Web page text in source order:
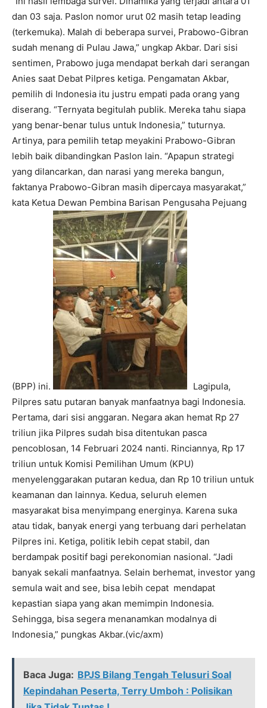
dan 03 saja. Paslon nomor urut 02 masih tetap leading
(terkemuka). Malah di beberapa survei, Prabowo-Gibran
sudah menang di Pulau Jawa,” ungkap Akbar. Dari sisi
sentimen, Prabowo juga mendapat berkah dari serangan
Anies saat Debat Pilpres ketiga. Pengamatan Akbar,
pemilih di Indonesia itu justru empati pada orang yang
diserang. “Ternyata begitulah publik. Mereka tahu siapa
yang benar-benar tulus untuk Indonesia,” tuturnya.
Artinya, para pemilih tetap meyakini Prabowo-Gibran
lebih baik dibandingkan Paslon lain. “Apapun strategi
yang dilancarkan, dan narasi yang mereka bangun,
faktanya Prabowo-Gibran masih dipercaya masyarakat,”
kata Ketua Dewan Pembina Barisan Pengusaha Pejuang
(BPP) ini.
Lagipula,
Pilpres satu putaran banyak manfaatnya bagi Indonesia.
Pertama, dari sisi anggaran. Negara akan hemat Rp 27
triliun jika Pilpres sudah bisa ditentukan pasca
pencoblosan, 14 Februari 2024 nanti. Rinciannya, Rp 17
triliun untuk Komisi Pemilihan Umum (KPU)
menyelenggarakan putaran kedua, dan Rp 10 triliun untuk
keamanan dan lainnya. Kedua, seluruh elemen
masyarakat bisa menyimpang energinya. Karena suka
atau tidak, banyak energi yang terbuang dari perhelatan
Pilpres ini. Ketiga, politik lebih cepat stabil, dan
berdampak positif bagi perekonomian nasional. “Jadi
banyak sekali manfaatnya. Selain berhemat, investor yang
semula wait and see, bisa lebih cepat mendapat
kepastian siapa yang akan memimpin Indonesia.
Sehingga, bisa segera menanamkan modalnya di
Indonesia,” pungkas Akbar.(vic/axm)
Baca Juga: BPJS Bilang Tengah Telusuri Soal
Kepindahan Peserta, Terry Umboh : Polisikan